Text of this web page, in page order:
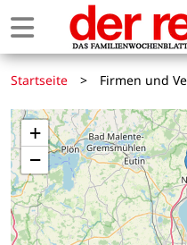
Startseite > Firmen und
+
−